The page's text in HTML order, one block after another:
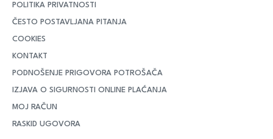
POLITIKA PRIVATNOSTI
ČESTO POSTAVLJANA PITANJA
COOKIES
KONTAKT
PODNOŠENJE PRIGOVORA POTROŠAČA
IZJAVA O SIGURNOSTI ONLINE PLAĆANJA
MOJ RAČUN
RASKID UGOVORA